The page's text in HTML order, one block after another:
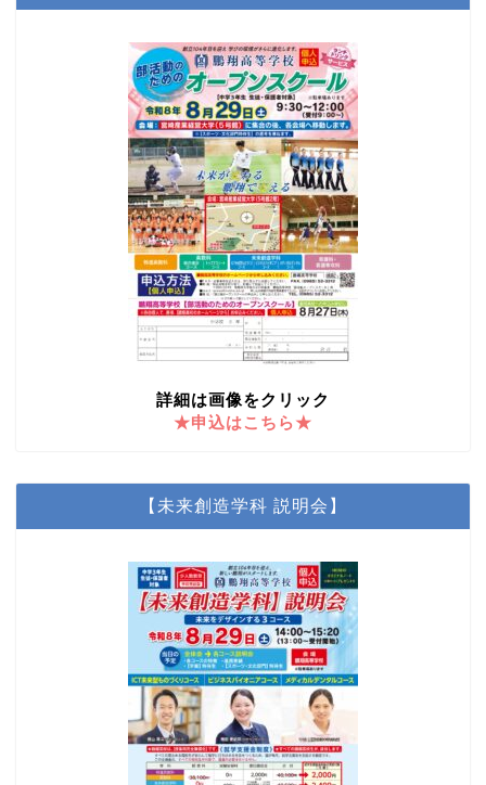
詳細は画像をクリック
★申込はこちら★
【未来創造学科 説明会】